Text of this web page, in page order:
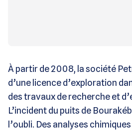
À partir de 2008, la société
d’une licence d’exploration
des travaux de recherche et
L’incident du puits de
l’oubli. Des analyses